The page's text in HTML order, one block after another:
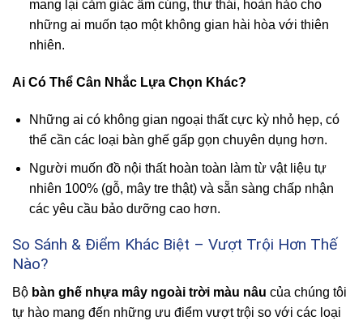
mang lại cảm giác ấm cúng, thư thái, hoàn hảo cho
những ai muốn tạo một không gian hài hòa với thiên
nhiên.
Ai Có Thể Cân Nhắc Lựa Chọn Khác?
Những ai có không gian ngoại thất cực kỳ nhỏ hẹp, có
thể cần các loại bàn ghế gấp gọn chuyên dụng hơn.
Người muốn đồ nội thất hoàn toàn làm từ vật liệu tự
nhiên 100% (gỗ, mây tre thật) và sẵn sàng chấp nhận
các yêu cầu bảo dưỡng cao hơn.
So Sánh & Điểm Khác Biệt – Vượt Trội Hơn Thế
Nào?
Bộ bàn ghế nhựa mây ngoài trời màu nâu của chúng tôi
tự hào mang đến những ưu điểm vượt trội so với các loại